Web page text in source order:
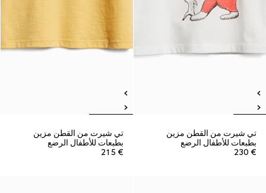
تي شيرت من القطن مزين
بطبعات للأطفال الرضع
€ 230
تي شيرت من القطن مزين
بطبعات للأطفال الرضع
€ 215